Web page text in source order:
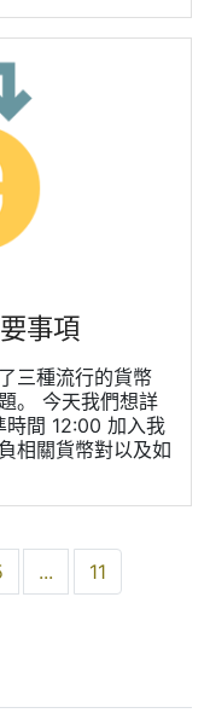
事項
三種流行的貨幣
。 今天我們想詳
間 12:00 加入我
相關貨幣對以及如
... 11